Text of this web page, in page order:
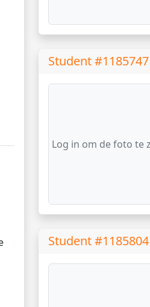
Student
Log in om de foto te
Student